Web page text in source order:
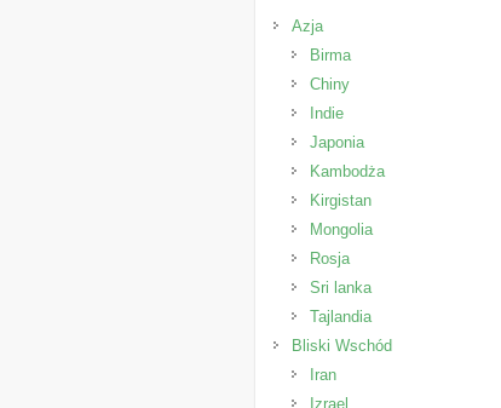
Azja
Birma
Chiny
Indie
Japonia
Kambodża
Kirgistan
Mongolia
Rosja
Sri lanka
Tajlandia
Bliski Wschód
Iran
Izrael